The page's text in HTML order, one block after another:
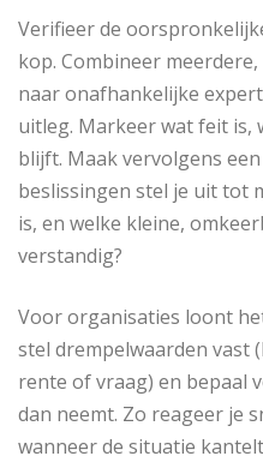
Verifieer de
kop. Combineer
naar onafhankelijke
uitleg. Markeer wat feit is,
blijft. Maak vervolgens
beslissingen stel je uit tot
is, en welke kleine,
verstandig?
Voor organisaties loont
stel drempelwaarden vast
rente of vraag) en bepaal
dan neemt. Zo reageer je
wanneer de situatie